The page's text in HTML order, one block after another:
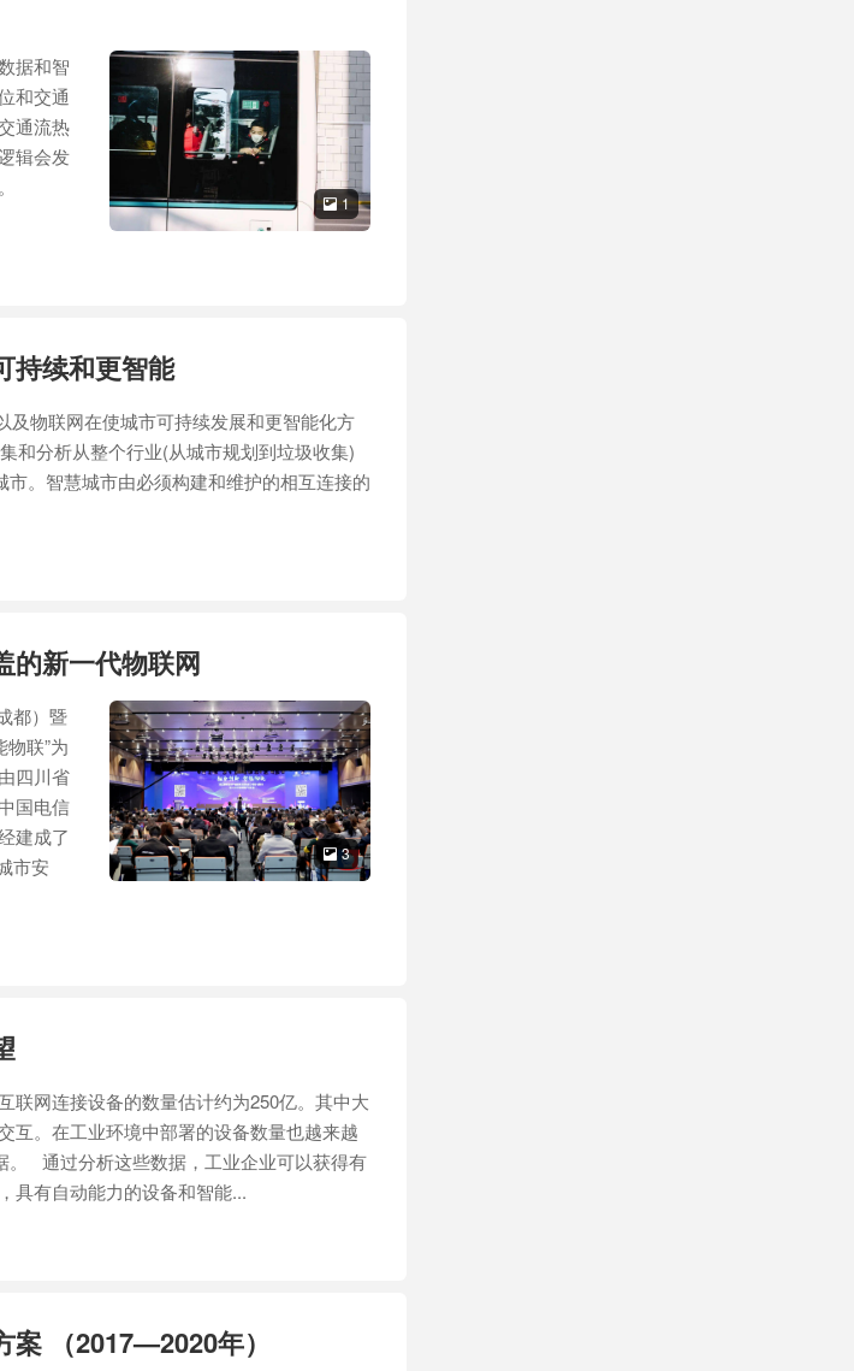
 1
据和智
和交通
通流热
辑会发
持续和更智能
及物联网在使城市可持续发展和更智能化方
分析从整个行业(从城市规划到垃圾收集)
市。智慧城市由必须构建和维护的相互连接的
的新一代物联网
 3
都）暨
联”为
四川省
国电信
建成了
市安
联网连接设备的数量估计约为250亿。其中大
互。在工业环境中部署的设备数量也越来越
。 通过分析这些数据，工业企业可以获得有
具有自动能力的设备和智能...
（2017—2020年）